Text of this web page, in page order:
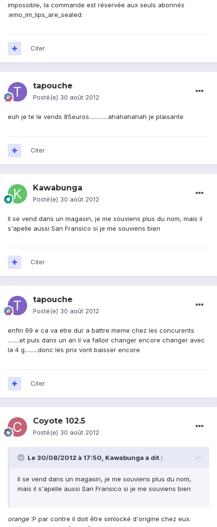
impossible, la commande est réservée aux seuls abonnés
:emo_im_lips_are_sealed:
Citer
tapouche
Posté(e) 30 août 2012
euh je te le vends 85euros.............ahahahahah je plaisante
Citer
Kawabunga
Posté(e) 30 août 2012
Il se vend dans un magasin, je me souviens plus du nom, mais il
s'apelle aussi San Fransico si je me souviens bien
Citer
tapouche
Posté(e) 30 août 2012
enfin 69 e ca va etre dur a battre meme chez les concurents
........et puis dans un an il va falloir changer encore changer avec
la 4 g.........donc les prix vont baisser encore
Citer
Coyote 102.5
Posté(e) 30 août 2012
Le 30/08/2012 à 17:50, Kawabunga a dit :
Il se vend dans un magasin, je me souviens plus du nom,
mais il s'apelle aussi San Fransico si je me souviens bien
orange :P par contre il doit être simlocké d'origine chez eux.